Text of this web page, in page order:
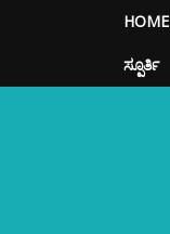
HOME
ಸ್ಪೂರ್ತಿ